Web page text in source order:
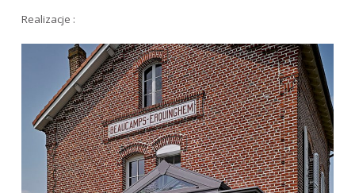
Realizacje :